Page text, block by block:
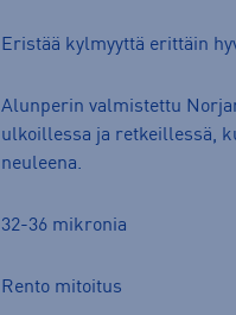
Eristää kylmyyttä erittäin
Alunperin valmistettu
ulkoillessa ja retkeillessä,
neuleena.
32-36 mikronia
Rento mitoitus